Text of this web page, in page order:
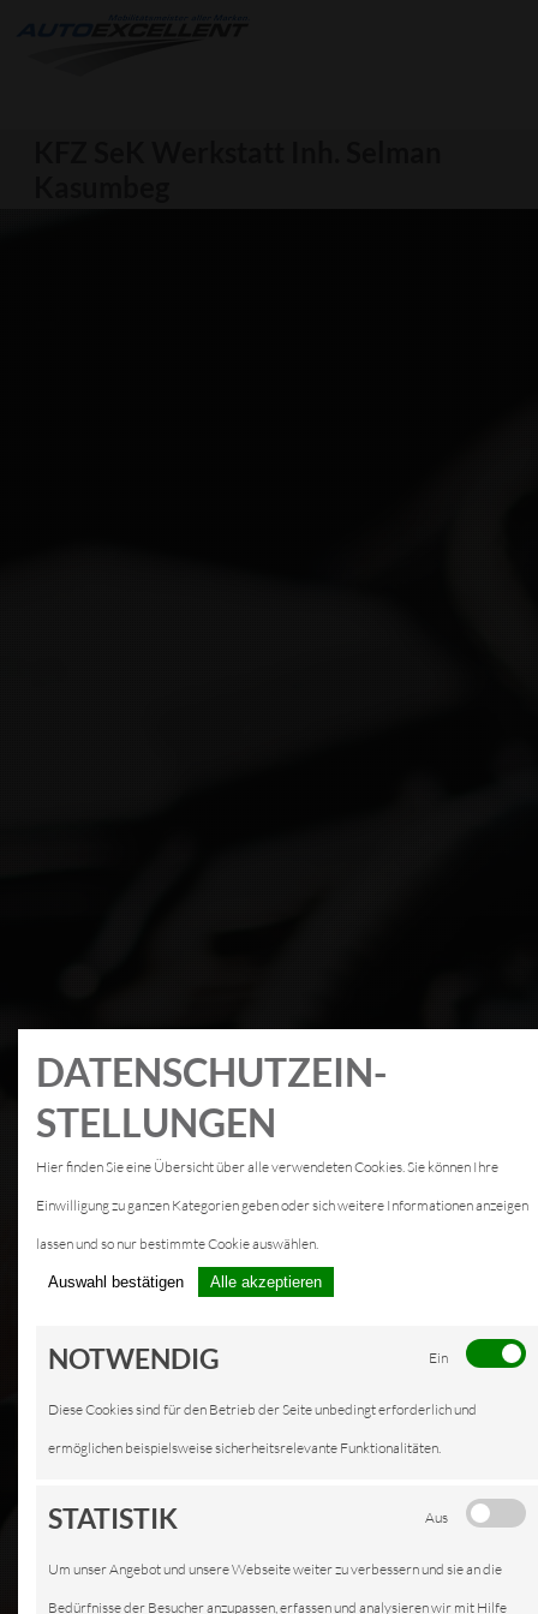
DATEN­SCHUTZ­EIN­
STELLUNGEN
Hier finden Sie eine Übersicht über alle verwendeten Cookies. Sie können Ihre
Einwilligung zu ganzen Kategorien geben oder sich weitere Informationen anzeigen
lassen und so nur bestimmte Cookie auswählen.
Auswahl bestätigen Alle akzeptieren
NOTWENDIG Ein
Diese Cookies sind für den Betrieb der Seite unbedingt erforderlich und
ermöglichen beispielsweise sicherheitsrelevante Funktionalitäten.
STATISTIK Aus
Um unser Angebot und unsere Webseite weiter zu verbessern und sie an die
Bedürfnisse der Besucher anzupassen, erfassen und analysieren wir mit Hilfe